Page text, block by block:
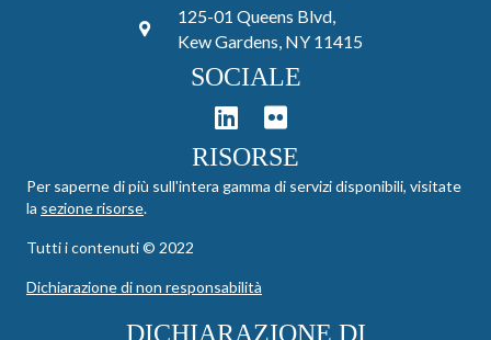
125-01 Queens Blvd,
Kew Gardens, NY 11415
SOCIALE
RISORSE
Per saperne di più sull'intera gamma di servizi disponibili, visitate
la sezione risorse.
Tutti i contenuti © 2022
Dichiarazione di non responsabilità
DICHIARAZIONE DI